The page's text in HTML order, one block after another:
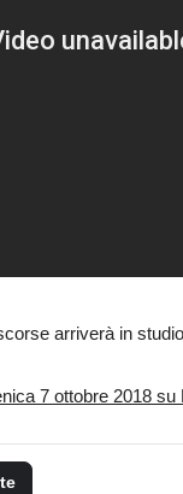
arriverà in studio
7 ottobre 2018 su